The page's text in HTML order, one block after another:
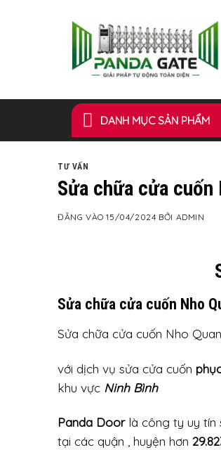
DANH MỤC SẢN PHẨM
TƯ VẤN
Sửa chữa cửa cuốn
ĐĂNG VÀO15/04/2024 BỞI ADMIN
Sửa chữa cửa cuốn Nho
Sửa chữa cửa cuốn Nho
với dịch vụ sửa cửa cuốn
khu vực Ninh Bình
Panda Door là công ty uy tín
tại các quận , huyện hơn